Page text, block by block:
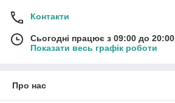
Контакти
Сьогодні працює з 09:00 до 20:00
Показати весь графік роботи
Про нас